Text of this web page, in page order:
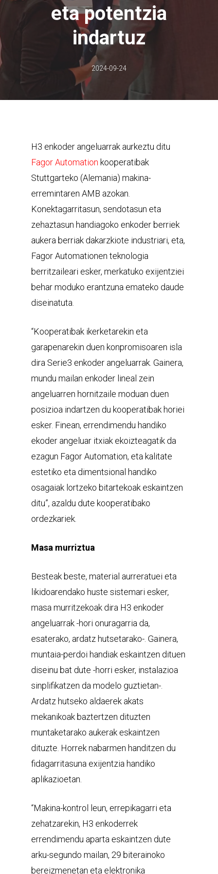
eta potentzia
indartuz
2024-09-24
H3 enkoder angeluarrak aurkeztu ditu
Fagor Automation kooperatibak
Stuttgarteko (Alemania) makina-
erremintaren AMB azokan.
Konektagarritasun, sendotasun eta
zehaztasun handiagoko enkoder berriek
aukera berriak dakarzkiote industriari, eta,
Fagor Automationen teknologia
berritzaileari esker, merkatuko exijentziei
behar moduko erantzuna emateko daude
diseinatuta.
“Kooperatibak ikerketarekin eta
garapenarekin duen konpromisoaren isla
dira Serie3 enkoder angeluarrak. Gainera,
mundu mailan enkoder lineal zein
angeluarren hornitzaile moduan duen
posizioa indartzen du kooperatibak horiei
esker. Finean, errendimendu handiko
ekoder angeluar itxiak ekoizteagatik da
ezagun Fagor Automation, eta kalitate
estetiko eta dimentsional handiko
osagaiak lortzeko bitartekoak eskaintzen
ditu”, azaldu dute kooperatibako
ordezkariek.
Masa murriztua
Besteak beste, material aurreratuei eta
likidoarendako huste sistemari esker,
masa murritzekoak dira H3 enkoder
angeluarrak -hori onuragarria da,
esaterako, ardatz hutsetarako-. Gainera,
muntaia-perdoi handiak eskaintzen dituen
diseinu bat dute -horri esker, instalazioa
sinplifikatzen da modelo guztietan-.
Ardatz hutseko aldaerek akats
mekanikoak baztertzen dituzten
muntaketarako aukerak eskaintzen
dituzte. Horrek nabarmen handitzen du
fidagarritasuna exijentzia handiko
aplikazioetan.
“Makina-kontrol leun, errepikagarri eta
zehatzarekin, H3 enkoderrek
errendimendu aparta eskaintzen dute
arku-segundo mailan, 29 biterainoko
bereizmenetan eta elektronika